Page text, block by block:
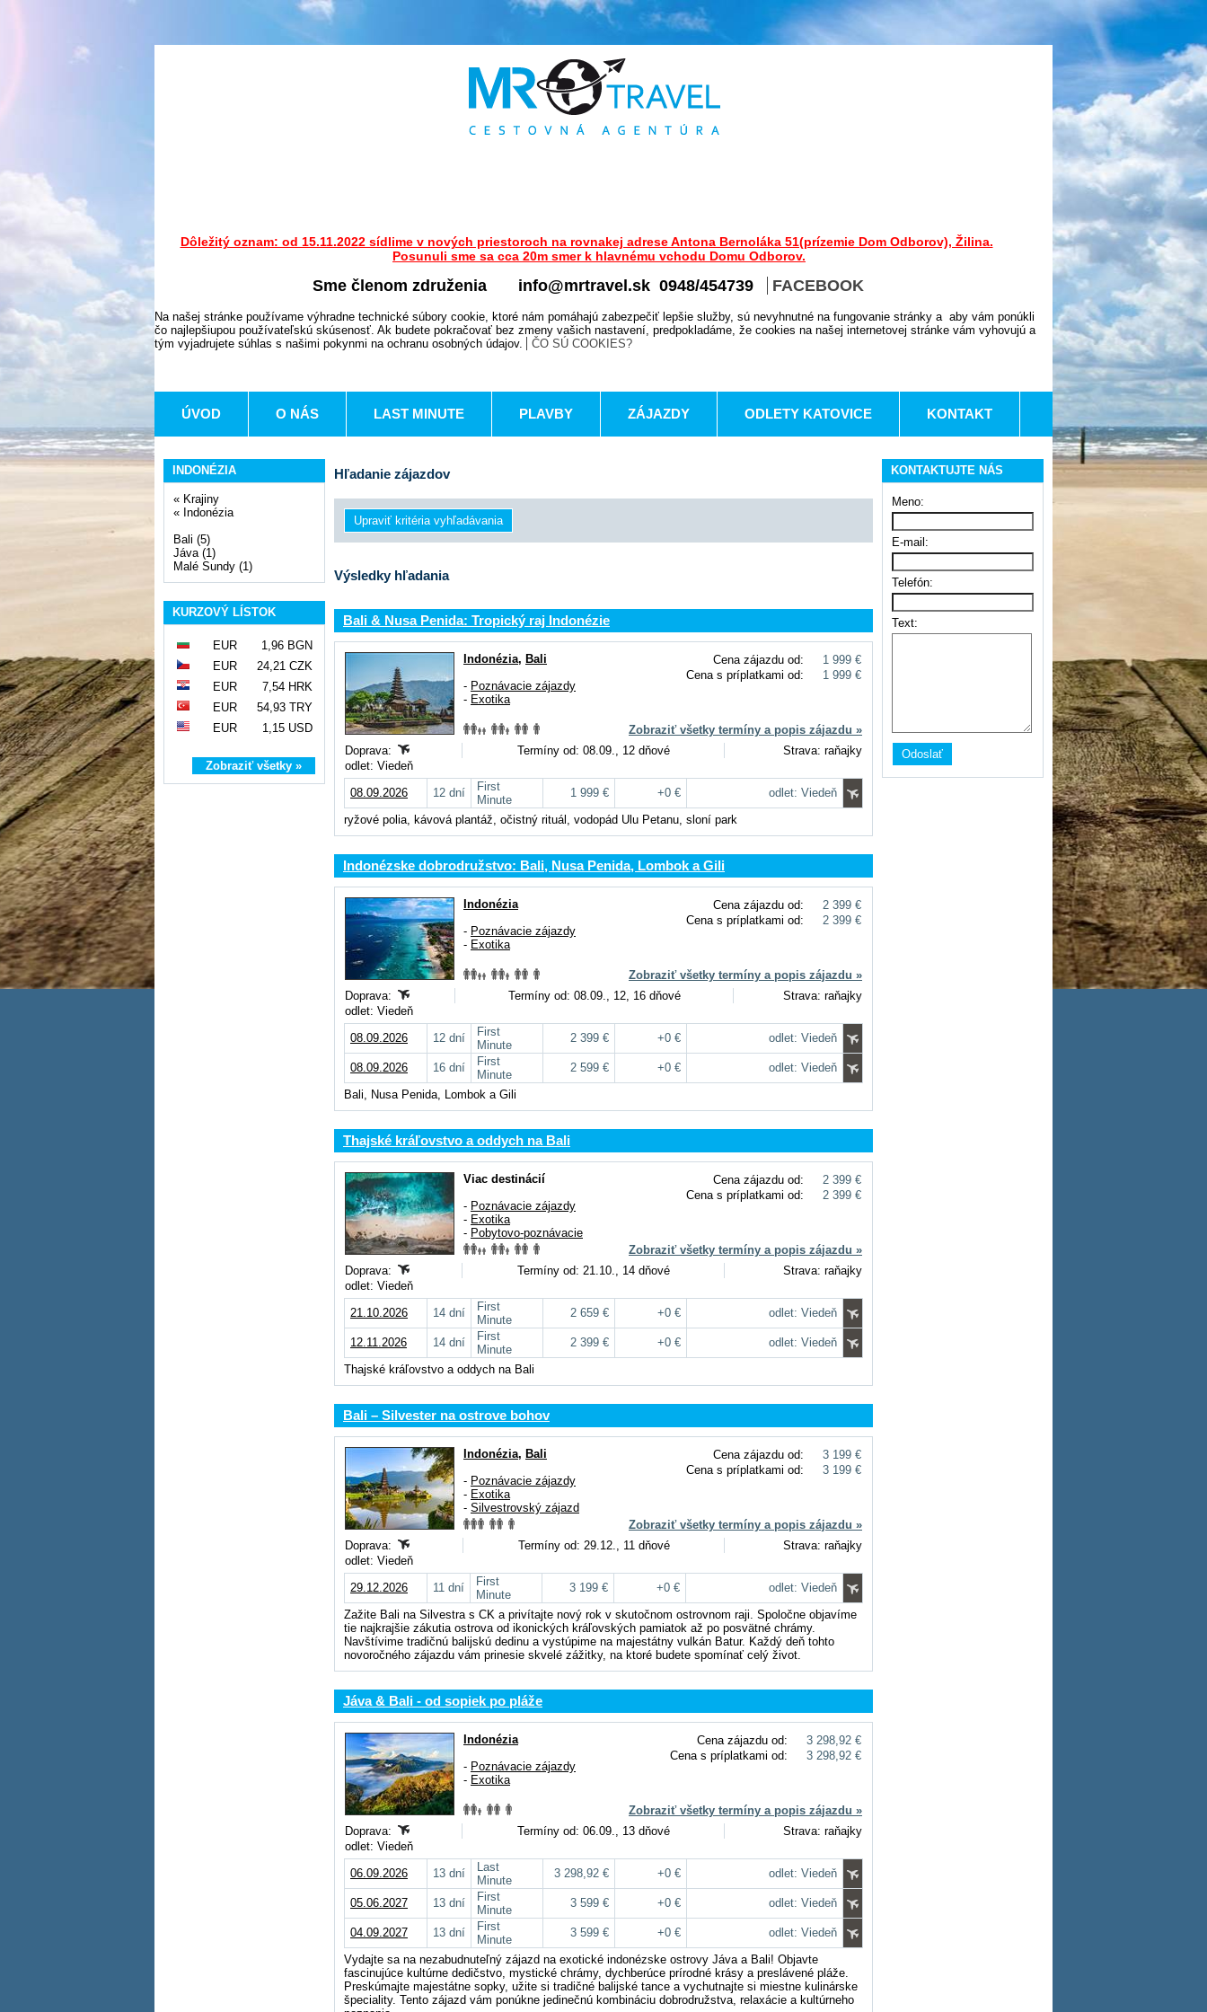
Dôležitý oznam: od 15.11.2022 sídlime v nových priestoroch na rovnakej adrese Antona Bernoláka 51(prízemie Dom Odborov), Žilina.
Posunuli sme sa cca 20m smer k hlavnému vchodu Domu Odborov.
Sme členom združenia info@mrtravel.sk 0948/454739 FACEBOOK
Na našej stránke používame výhradne technické súbory cookie, ktoré nám pomáhajú zabezpečiť lepšie služby, sú nevyhnutné na fungovanie stránky a aby vám ponúkli
čo najlepšiupou používateľskú skúsenosť. Ak budete pokračovať bez zmeny vašich nastavení, predpokladáme, že cookies na našej internetovej stránke vám vyhovujú a
tým vyjadrujete súhlas s našimi pokynmi na ochranu osobných údajov.
ČO SÚ COOKIES?
ÚVOD O NÁS LAST MINUTE PLAVBY ZÁJAZDY ODLETY KATOVICE KONTAKT
INDONÉZIA
« Krajiny
« Indonézia
Bali (5)
Jáva (1)
Malé Sundy (1)
KURZOVÝ LÍSTOK
EUR
1,96 BGN
EUR
24,21 CZK
EUR
7,54 HRK
EUR
54,93 TRY
EUR
1,15 USD
Zobraziť všetky »
Hľadanie zájazdov
Výsledky hľadania
Bali & Nusa Penida: Tropický raj Indonézie
Cena zájazdu od:
1 999 €
Cena s príplatkami od:
1 999 €
Indonézia, Bali
- Poznávacie zájazdy
- Exotika
Zobraziť všetky termíny a popis zájazdu »
Doprava:
Termíny od: 08.09., 12 dňové
Strava: raňajky
odlet: Viedeň
08.09.2026
12 dní
First
Minute
1 999 € +0 €
odlet: Viedeň
ryžové polia, kávová plantáž, očistný rituál, vodopád Ulu Petanu, sloní park
Indonézske dobrodružstvo: Bali, Nusa Penida, Lombok a Gili
Cena zájazdu od:
2 399 €
Cena s príplatkami od:
2 399 €
Indonézia
- Poznávacie zájazdy
- Exotika
Zobraziť všetky termíny a popis zájazdu »
Doprava:
Termíny od: 08.09., 12, 16 dňové
Strava: raňajky
odlet: Viedeň
08.09.2026
12 dní
First
Minute
2 399 € +0 € odlet: Viedeň
08.09.2026 16 dní
First
Minute
2 599 € +0 €
odlet: Viedeň
Bali, Nusa Penida, Lombok a Gili
Thajské kráľovstvo a oddych na Bali
Cena zájazdu od:
2 399 €
Cena s príplatkami od:
2 399 €
Viac destinácií
- Poznávacie zájazdy
- Exotika
- Pobytovo-poznávacie
Zobraziť všetky termíny a popis zájazdu »
Doprava:
Termíny od: 21.10., 14 dňové
Strava: raňajky
odlet: Viedeň
21.10.2026
14 dní
First
Minute
2 659 € +0 € odlet: Viedeň
12.11.2026 14 dní
First
Minute
2 399 € +0 €
odlet: Viedeň
Thajské kráľovstvo a oddych na Bali
Bali – Silvester na ostrove bohov
Cena zájazdu od:
3 199 €
Cena s príplatkami od:
3 199 €
Indonézia, Bali
- Poznávacie zájazdy
- Exotika
- Silvestrovský zájazd
Zobraziť všetky termíny a popis zájazdu »
Doprava:
Termíny od: 29.12., 11 dňové
Strava: raňajky
odlet: Viedeň
29.12.2026
11 dní
First
Minute
3 199 € +0 €
odlet: Viedeň
Zažite Bali na Silvestra s CK a privítajte nový rok v skutočnom ostrovnom raji. Spoločne objavíme
tie najkrajšie zákutia ostrova od ikonických kráľovských pamiatok až po posvätné chrámy.
Navštívime tradičnú balijskú dedinu a vystúpime na majestátny vulkán Batur. Každý deň tohto
novoročného zájazdu vám prinesie skvelé zážitky, na ktoré budete spomínať celý život.
Jáva & Bali - od sopiek po pláže
Cena zájazdu od:
3 298,92 €
Cena s príplatkami od:
3 298,92 €
Indonézia
- Poznávacie zájazdy
- Exotika
Zobraziť všetky termíny a popis zájazdu »
Doprava:
Termíny od: 06.09., 13 dňové
Strava: raňajky
odlet: Viedeň
06.09.2026
13 dní
Last
Minute
3 298,92 € +0 € odlet: Viedeň
05.06.2027 13 dní
First
Minute
3 599 € +0 € odlet: Viedeň
04.09.2027 13 dní
First
Minute
3 599 € +0 €
odlet: Viedeň
Vydajte sa na nezabudnuteľný zájazd na exotické indonézske ostrovy Jáva a Bali! Objavte
fascinujúce kultúrne dedičstvo, mystické chrámy, dychberúce prírodné krásy a preslávené pláže.
Preskúmajte majestátne sopky, užite si tradičné balijské tance a vychutnajte si miestne kulinárske
špeciality. Tento zájazd vám ponúkne jedinečnú kombináciu dobrodružstva, relaxácie a kultúrneho
KONTAKTUJTE NÁS
Meno:
E-mail:
Telefón:
Text: